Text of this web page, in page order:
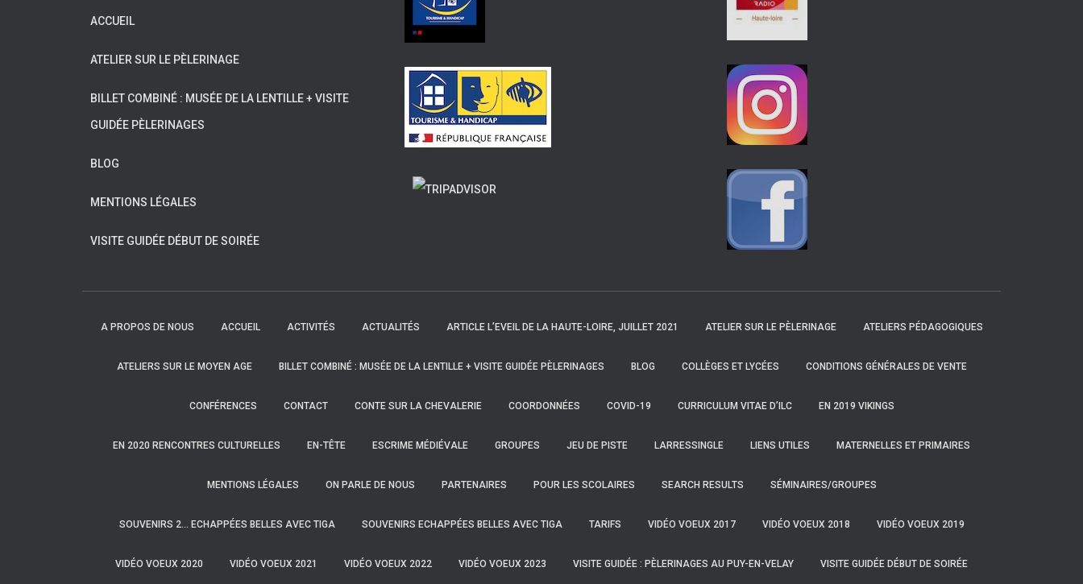
ACCUEIL
ATELIER SUR LE PÈLERINAGE
BILLET COMBINÉ : MUSÉE DE LA LENTILLE + VISITE
GUIDÉE PÈLERINAGES
BLOG
MENTIONS LÉGALES
VISITE GUIDÉE DÉBUT DE SOIRÉE
A PROPOS DE NOUS ACCUEIL ACTIVITÉS ACTUALITÉS ARTICLE L’EVEIL DE LA HAUTE-LOIRE, JUILLET 2021 ATELIER SUR LE PÈLERINAGE ATELIERS PÉDAGOGIQUES
ATELIERS SUR LE MOYEN AGE BILLET COMBINÉ : MUSÉE DE LA LENTILLE + VISITE GUIDÉE PÈLERINAGES BLOG COLLÈGES ET LYCÉES CONDITIONS GÉNÉRALES DE VENTE
CONFÉRENCES CONTACT CONTE SUR LA CHEVALERIE COORDONNÉES COVID-19 CURRICULUM VITAE D’ILC EN 2019 VIKINGS
EN 2020 RENCONTRES CULTURELLES EN-TÊTE ESCRIME MÉDIÉVALE GROUPES JEU DE PISTE LARRESSINGLE LIENS UTILES MATERNELLES ET PRIMAIRES
MENTIONS LÉGALES ON PARLE DE NOUS PARTENAIRES POUR LES SCOLAIRES SEARCH RESULTS SÉMINAIRES/GROUPES
SOUVENIRS 2… ECHAPPÉES BELLES AVEC TIGA SOUVENIRS ECHAPPÉES BELLES AVEC TIGA TARIFS VIDÉO VOEUX 2017 VIDÉO VOEUX 2018 VIDÉO VOEUX 2019
VIDÉO VOEUX 2020 VIDÉO VOEUX 2021 VIDÉO VOEUX 2022 VIDÉO VOEUX 2023 VISITE GUIDÉE : PÈLERINAGES AU PUY-EN-VELAY VISITE GUIDÉE DÉBUT DE SOIRÉE